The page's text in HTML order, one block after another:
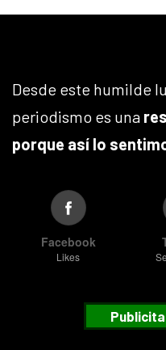
Desde este humilde
periodismo es una
porque así lo
Facebook
Likes